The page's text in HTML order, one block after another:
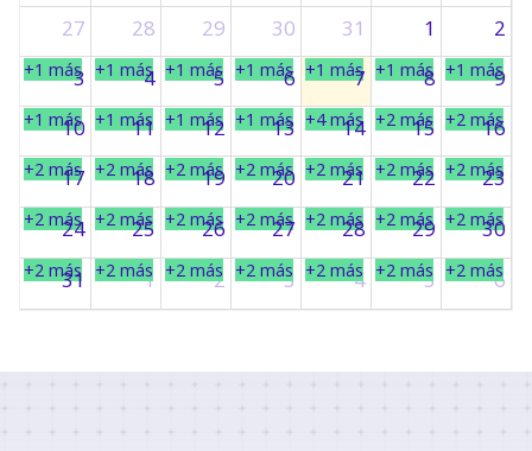
27
+1 más
28
+1 más
29
+1 más
30
+1 más
31
+1 más
1
+1 más
2
+1 más
3
+1 más
4
+1 más
5
+1 más
6
+1 más
7
+4 más
8
+2 más
9
+2 más
10
+2 más
11
+2 más
12
+2 más
13
+2 más
14
+2 más
15
+2 más
16
+2 más
17
+2 más
18
+2 más
19
+2 más
20
+2 más
21
+2 más
22
+2 más
23
+2 más
24
+2 más
25
+2 más
26
+2 más
27
+2 más
28
+2 más
29
+2 más
30
+2 más
31 1 2 3 4 5 6